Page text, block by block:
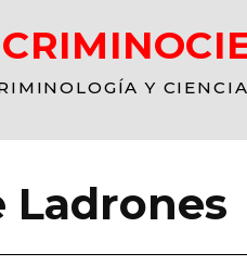
Y
Ladrones